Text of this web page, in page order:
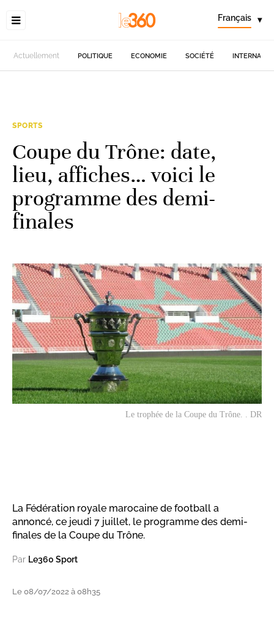
Français ▾
Actuellement POLITIQUE ECONOMIE SOCIÉTÉ
SPORTS
Coupe du Trône: date,
lieu, affiches… voici le
programme des demi-
finales
Le trophée de la Coupe du Trône. . DR
La Fédération royale marocaine de football a
annoncé, ce jeudi 7 juillet, le programme des demi-
finales de la Coupe du Trône.
Par Le360 Sport
Le 08/07/2022 à 08h35